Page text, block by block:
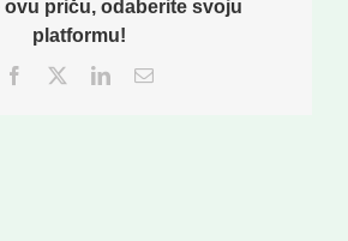
ovu priču, odaberite svoju
platformu!
Facebook
TwitterLinkedInEmail: